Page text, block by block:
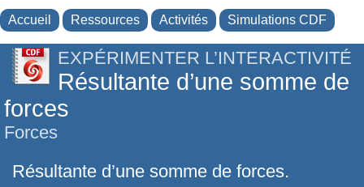
Accueil Ressources Activités Simulations CDF
EXPÉRIMENTER L’INTERACTIVITÉ
Résultante d’une somme de
forces
Forces
Résultante d’une somme de forces.